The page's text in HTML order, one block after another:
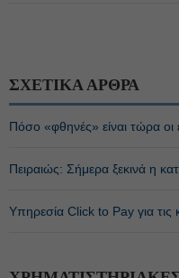
ΣΧΕΤΙΚΑ ΑΡΘΡΑ
Πόσο «φθηνές» είναι τώρα οι
Πειραιώς: Σήμερα ξεκινά η
Υπηρεσία Click to Pay για τις